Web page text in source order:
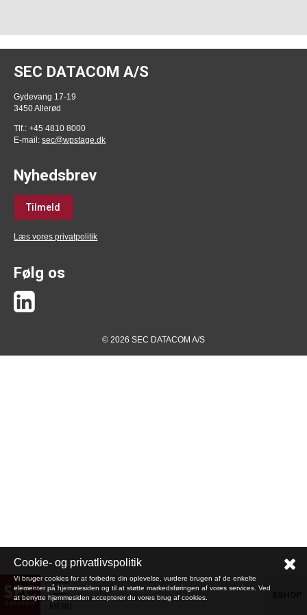
SEC DATACOM A/S
Gydevang 17-19
3450 Allerød
Tlf.: +45 4810 8000
E-mail:sec@wpstage.dk
Nyhedsbrev
Tilmeld
Læs vores privatpolitik
Følg os
© 2026 SEC DATACOM A/S
Cookie- og privatlivspolitik
Vi bruger cookies for at forbedre din oplevelse, vurdere brugen af de enkelte
elementer på hjemmesiden og til at støtte markedsføringen af vores services. Ved
at benytte hjemmesiden accepterer du vores brug af cookies.